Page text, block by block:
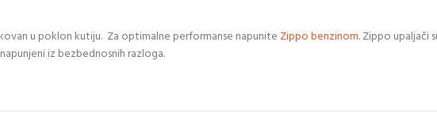
u poklon kutiju. Za optimalne performanse napunite Zippo benzinom. Zippo upaljači
iz bezbednosnih razloga.